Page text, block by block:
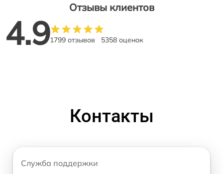
Отзывы клиентов
4.91799 отзывов 5358 оценок
Контакты
Служба поддержки